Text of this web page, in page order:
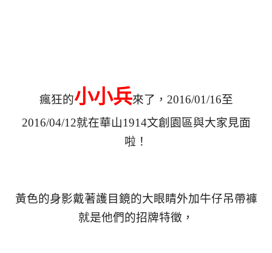
瘋狂的小小兵來了，2016/01/16至
2016/04/12就在華山1914文創園區與大家見面
啦！
黃色的身影戴著護目鏡的大眼睛外加牛仔吊帶褲
就是他們的招牌特徵，